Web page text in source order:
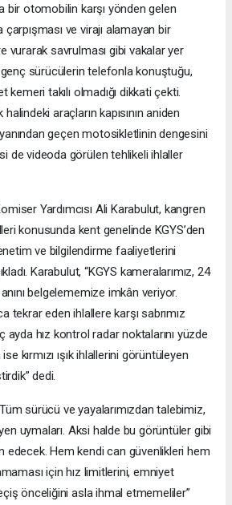
bir otomobilin karşı yönden gelen
ve virajı alamayan bir
vurarak savrulması gibi vakalar yer
genç sürücülerin telefonla konuştuğu,
kemeri takılı olmadığı dikkati çekti.
araçların kapısının aniden
geçen motosikletlinin dengesini
de videoda görülen tehlikeli ihlaller
Yardımcısı Ali Karabulut, kangren
konusunda kent genelinde KGYS’den
ve bilgilendirme faaliyetlerini
Karabulut, “KGYS kameralarımız, 24
belgelememize imkân veriyor.
tekrar eden ihlallere karşı sabrımız
ayda hız kontrol radar noktalarını yüzde
kırmızı ışık ihlallerini görüntüleyen
dedi.
sürücü ve yayalarımızdan talebimiz,
uymaları. Aksi halde bu görüntüler gibi
edecek. Hem kendi can güvenlikleri hem
için hız limitlerini, emniyet
önceliğini asla ihmal etmemeliler”